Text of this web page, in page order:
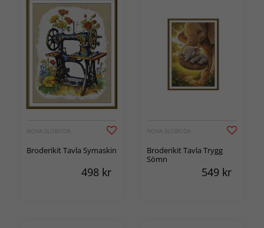
NOVA SLOBODA
Broderikit Tavla Symaskin
498 kr
NOVA SLOBODA
Broderikit Tavla Trygg
Sömn
549 kr